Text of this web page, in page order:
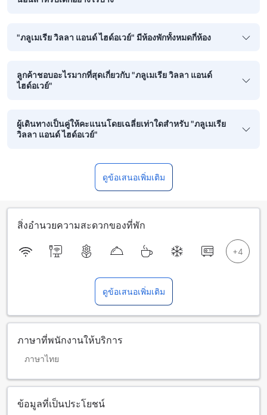
"ภลูเมเรีย วิลลา แอนด์ ไฮด์อเวย์" มีห้องพักทั้งหมดกี่ห้อง
ลูกค้าชอบอะไรมากที่สุดเกี่ยวกับ "ภลูเมเรีย วิลลา แอนด์
ไฮด์อเวย์"
ผู้เดินทางเป็นคู่ให้คะแนนโดยเฉลี่ยเท่าใดสำหรับ "ภลูเมเรีย
วิลลา แอนด์ ไฮด์อเวย์"
ดูข้อเสนอเพิ่มเติม
สิ่งอำนวยความสะดวกของที่พัก
ดูข้อเสนอเพิ่มเติม
ภาษาที่พนักงานให้บริการ
ภาษาไทย
ข้อมูลที่เป็นประโยชน์